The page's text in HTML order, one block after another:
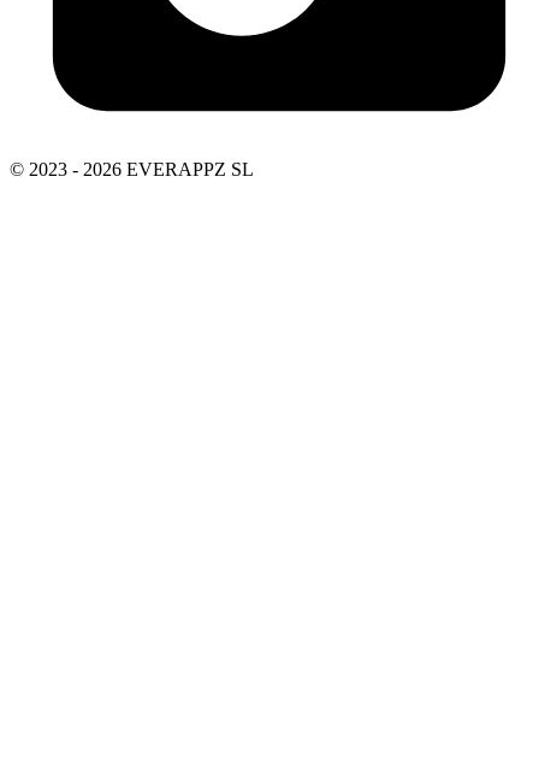
© 2023 - 2026 EVERAPPZ SL